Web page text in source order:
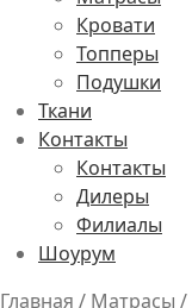
Кровати
Топперы
Подушки
Ткани
Контакты
Контакты
Дилеры
Филиалы
Шоурум
Главная / Матрасы /